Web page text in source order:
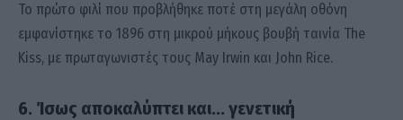
Το πρώτο φιλί που προβλήθηκε ποτέ στη μεγάλη οθόνη
εμφανίστηκε το 1896 στη μικρού μήκους βουβή ταινία The
Kiss, με πρωταγωνιστές τους May Irwin και John Rice.
6. Ίσως αποκαλύπτει και… γενετική